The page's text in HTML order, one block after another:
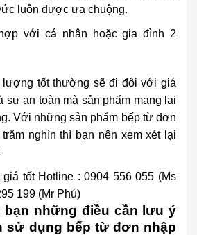
luôn được ưa chuộng.
với cá nhân hoặc gia đình 2
lượng tốt thường sẽ đi đôi với giá
sự an toàn mà sản phẩm mang lại
Với những sản phẩm bếp từ đơn
nghìn thì bạn nên xem xét lại
tốt Hotline : 0904 556 055 (Ms
199 (Mr Phú)
bạn những điều cần lưu ý
sử dụng bếp từ đơn nhập